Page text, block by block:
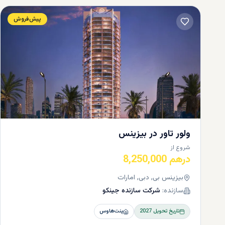
کدامند؟
یکی از
میلیون
همانطور
دفتر شما
مجلل در
پیش‌فروش
ولور تاور در بیزینس
شروع از
درهم 8,250,000
بیزینس بی, دبی, امارات
سازنده: شرکت سازنده جینکو
تاریخ تحویل2027 پنت‌هاوس